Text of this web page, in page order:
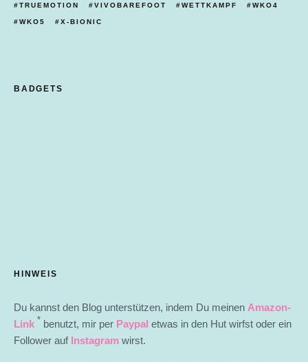
TRUEMOTION VIVOBAREFOOT WETTKAMPF WKO4
WKO5 X-BIONIC
BADGETS
HINWEIS
Du kannst den Blog unterstützen, indem Du meinen Amazon-
Link * benutzt, mir per Paypal etwas in den Hut wirfst oder ein
Follower auf Instagram wirst.